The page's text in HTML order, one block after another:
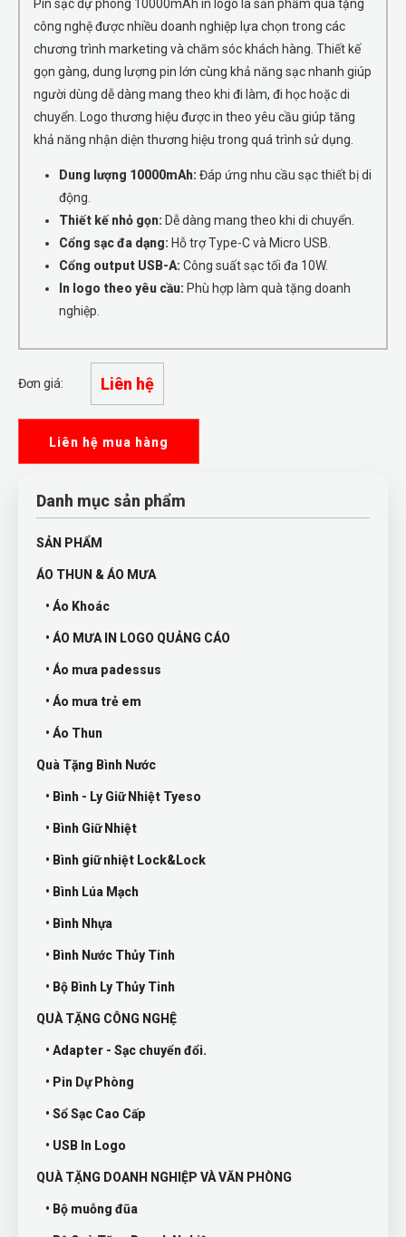
Pin sạc dự phòng 10000mAh in logo là sản phẩm quà tặng
công nghệ được nhiều doanh nghiệp lựa chọn trong các
chương trình marketing và chăm sóc khách hàng. Thiết kế
gọn gàng, dung lượng pin lớn cùng khả năng sạc nhanh giúp
người dùng dễ dàng mang theo khi đi làm, đi học hoặc di
chuyển. Logo thương hiệu được in theo yêu cầu giúp tăng
khả năng nhận diện thương hiệu trong quá trình sử dụng.
Dung lượng 10000mAh: Đáp ứng nhu cầu sạc thiết bị di
động.
Thiết kế nhỏ gọn: Dễ dàng mang theo khi di chuyển.
Cổng sạc đa dạng: Hỗ trợ Type-C và Micro USB.
Cổng output USB-A: Công suất sạc tối đa 10W.
In logo theo yêu cầu: Phù hợp làm quà tặng doanh
nghiệp.
Đơn giá: Liên hệ
Liên hệ mua hàng
Danh mục sản phẩm
SẢN PHẨM
ÁO THUN & ÁO MƯA
• Áo Khoác
• ÁO MƯA IN LOGO QUẢNG CÁO
• Áo mưa padessus
• Áo mưa trẻ em
• Áo Thun
Quà Tặng Bình Nước
• Bình - Ly Giữ Nhiệt Tyeso
• Bình Giữ Nhiệt
• Bình giữ nhiệt Lock&Lock
• Bình Lúa Mạch
• Bình Nhựa
• Bình Nước Thủy Tinh
• Bộ Bình Ly Thủy Tinh
QUÀ TẶNG CÔNG NGHỆ
• Adapter - Sạc chuyển đổi.
• Pin Dự Phòng
• Sổ Sạc Cao Cấp
• USB In Logo
QUÀ TẶNG DOANH NGHIỆP VÀ VĂN PHÒNG
• Bộ muỗng đũa